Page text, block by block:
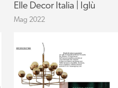
Elle Decor Italia | Iglù
Mag 2022